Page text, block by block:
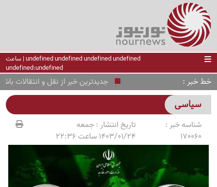
undefined undefined undefined undefined | ساعت
undefined:undefined
خط خبر جدیدترین خبر از نقل و انتقالات باشگاه
سیاسی
شناسه خبر :
170060
تاریخ انتشار :جمعه
1403/01/24 ساعت 22:36